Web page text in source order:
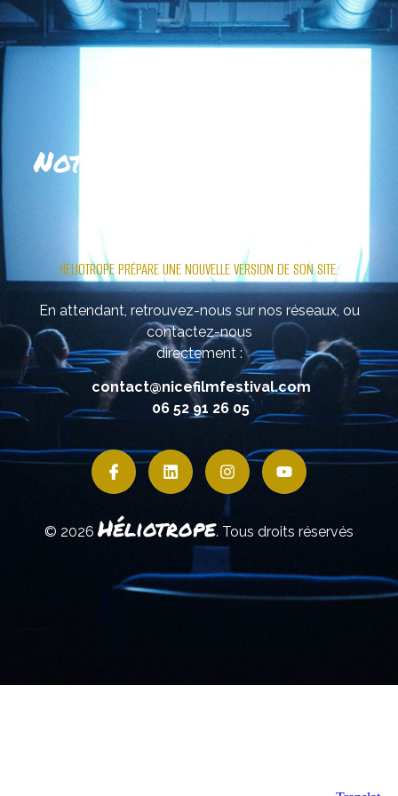
Notre site se refait une
HÉLIOTROPE PRÉPARE UNE NOUVELLE VERSION DE SON SITE.
En attendant, retrouvez-nous sur nos réseaux, ou
contactez-nous
directement :
contact@nicefilmfestival.com
06 52 91 26 05
© 2026Héliotrope. Tous droits réservés